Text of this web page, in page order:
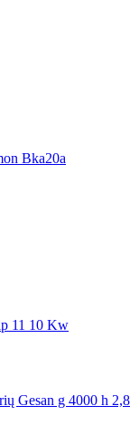
Bka20a
11 10 Kw
Gesan g 4000 h 2,8